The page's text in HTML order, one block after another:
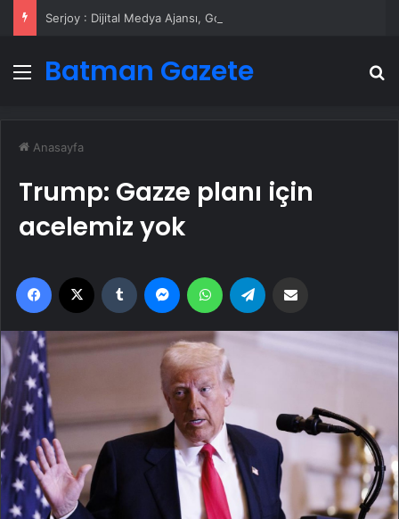
Menü
Batman Gazete
Anasayfa
Trump: Gazze planı için
acelemiz yok
Facebook Tumblr MessengerWhatsApp